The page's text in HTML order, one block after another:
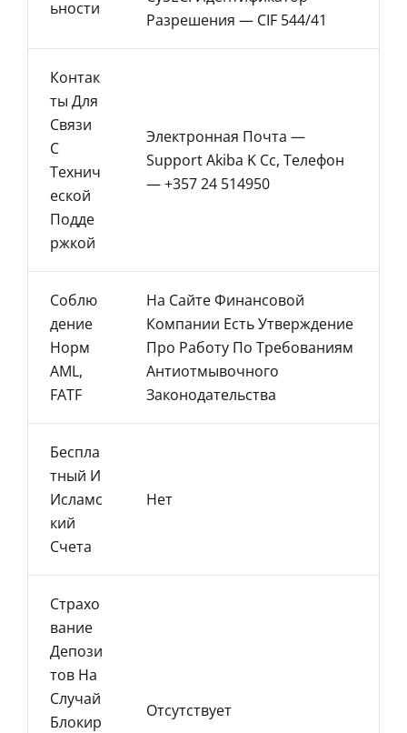
Ьности
Разрешения — CIF 544/41
Контак
Ты Для
Связи
С
Технич
Еской
Подде
Ржкой
Электронная Почта —
Support Akiba K Cc, Телефон
— +357 24 514950
Соблю
Дение
Норм
AML,
FATF
На Сайте Финансовой
Компании Есть Утверждение
Про Работу По Требованиям
Антиотмывочного
Законодательства
Беспла
Тный И
Исламс
Кий
Счета
Нет
Страхо
Вание
Депози
Тов На
Случай
Блокир
Отсутствует